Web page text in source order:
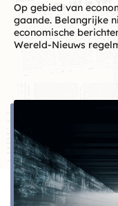
Op gebied van
gaande. Belangrijke
economische
Wereld-Nieuws